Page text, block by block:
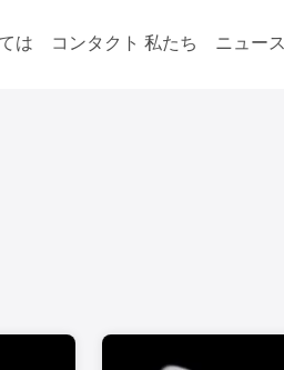
は コンタクト 私たち ニュース